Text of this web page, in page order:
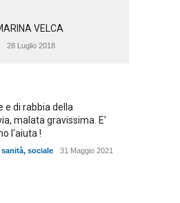
VELCA
28 Luglio 2018
e di rabbia della
malata gravissima. E'
l'aiuta !
sanità, sociale 31 Maggio 2021